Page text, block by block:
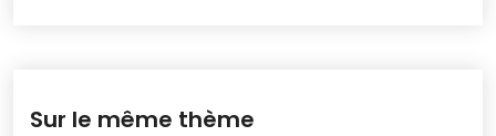
Sur le même thème